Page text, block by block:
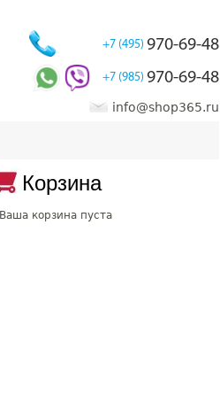
+7 (495) 970-69-48
+7 (985) 970-69-48
info@shop365.ru
Корзина
Ваша корзина пуста